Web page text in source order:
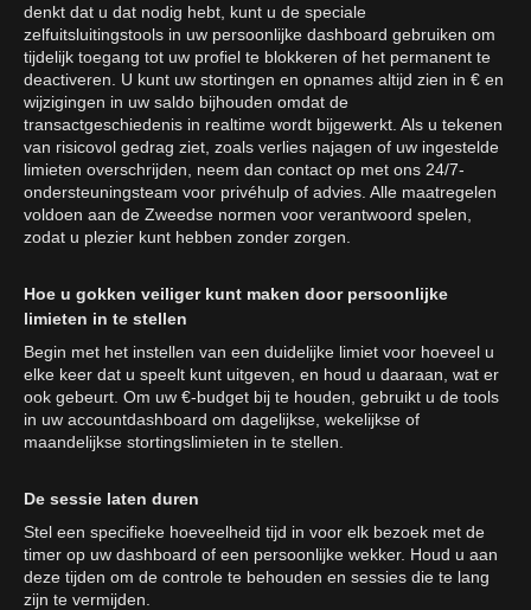
denkt dat u dat nodig hebt, kunt u de speciale
zelfuitsluitingstools in uw persoonlijke dashboard gebruiken om
tijdelijk toegang tot uw profiel te blokkeren of het permanent te
deactiveren. U kunt uw stortingen en opnames altijd zien in € en
wijzigingen in uw saldo bijhouden omdat de
transactgeschiedenis in realtime wordt bijgewerkt. Als u tekenen
van risicovol gedrag ziet, zoals verlies najagen of uw ingestelde
limieten overschrijden, neem dan contact op met ons 24/7-
ondersteuningsteam voor privéhulp of advies. Alle maatregelen
voldoen aan de Zweedse normen voor verantwoord spelen,
zodat u plezier kunt hebben zonder zorgen.
Hoe u gokken veiliger kunt maken door persoonlijke
limieten in te stellen
Begin met het instellen van een duidelijke limiet voor hoeveel u
elke keer dat u speelt kunt uitgeven, en houd u daaraan, wat er
ook gebeurt. Om uw €-budget bij te houden, gebruikt u de tools
in uw accountdashboard om dagelijkse, wekelijkse of
maandelijkse stortingslimieten in te stellen.
De sessie laten duren
Stel een specifieke hoeveelheid tijd in voor elk bezoek met de
timer op uw dashboard of een persoonlijke wekker. Houd u aan
deze tijden om de controle te behouden en sessies die te lang
zijn te vermijden.